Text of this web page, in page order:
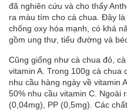
đã nghiên cứu và cho thấy
ra màu tím cho cà chua. Đây
chống oxy hóa mạnh, có khả
gồm ung thư, tiểu đường và
Cũng giống như cà chua đỏ,
vitamin A. Trong 100g cà
nhu cầu hàng ngày về vitamin
50% nhu cầu vitamin C. Ngoài
(0,04mg), PP (0,5mg). Các